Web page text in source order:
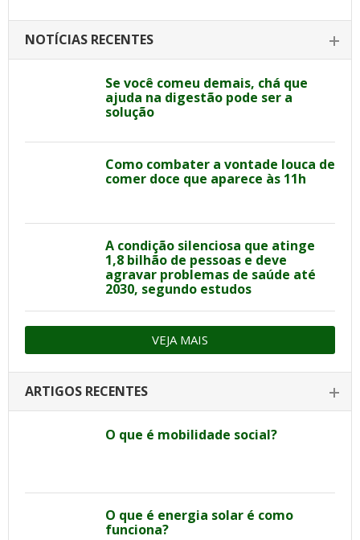
NOTÍCIAS RECENTES
Se você comeu demais, chá que
ajuda na digestão pode ser a
solução
Como combater a vontade louca de
comer doce que aparece às 11h
A condição silenciosa que atinge
1,8 bilhão de pessoas e deve
agravar problemas de saúde até
2030, segundo estudos
VEJA MAIS
ARTIGOS RECENTES
O que é mobilidade social?
O que é energia solar é como
funciona?